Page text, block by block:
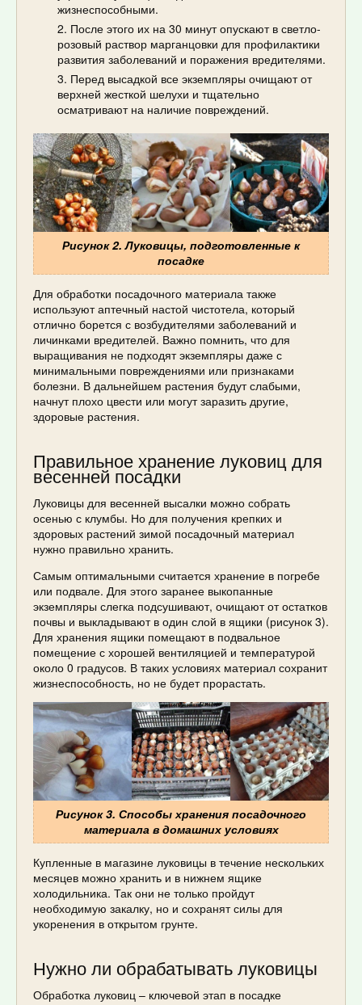
жизнеспособными.
После этого их на 30 минут опускают в светло-
розовый раствор марганцовки для профилактики
развития заболеваний и поражения вредителями.
Перед высадкой все экземпляры очищают от
верхней жесткой шелухи и тщательно
осматривают на наличие повреждений.
Рисунок 2. Луковицы, подготовленные к
посадке
Для обработки посадочного материала также
используют аптечный настой чистотела, который
отлично борется с возбудителями заболеваний и
личинками вредителей. Важно помнить, что для
выращивания не подходят экземпляры даже с
минимальными повреждениями или признаками
болезни. В дальнейшем растения будут слабыми,
начнут плохо цвести или могут заразить другие,
здоровые растения.
Правильное хранение луковиц для
весенней посадки
Луковицы для весенней высалки можно собрать
осенью с клумбы. Но для получения крепких и
здоровых растений зимой посадочный материал
нужно правильно хранить.
Самым оптимальными считается хранение в погребе
или подвале. Для этого заранее выкопанные
экземпляры слегка подсушивают, очищают от остатков
почвы и выкладывают в один слой в ящики (рисунок 3).
Для хранения ящики помещают в подвальное
помещение с хорошей вентиляцией и температурой
около 0 градусов. В таких условиях материал сохранит
жизнеспособность, но не будет прорастать.
Рисунок 3. Способы хранения посадочного
материала в домашних условиях
Купленные в магазине луковицы в течение нескольких
месяцев можно хранить и в нижнем ящике
холодильника. Так они не только пройдут
необходимую закалку, но и сохранят силы для
укоренения в открытом грунте.
Нужно ли обрабатывать луковицы
Обработка луковиц – ключевой этап в посадке